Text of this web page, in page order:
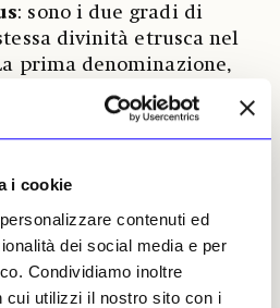
i cookie
contenuti ed
dei social media e per
Condividiamo inoltre
cui utilizzi il nostro sito con i
: sono i due gradi di
divinità etrusca nel
prima denominazione,
da Tito Livio, può
sorta di trascrizione
dalla tradizione
la valenza di
a rileggereun
del Novecento
Cristofani, che ha